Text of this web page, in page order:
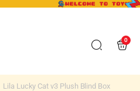
0
Lila Lucky Cat v3 Plush Blind Box